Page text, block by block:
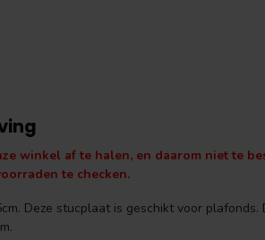
winkel af te halen, en daarom niet te
te checken.
Deze stucplaat is geschikt voor